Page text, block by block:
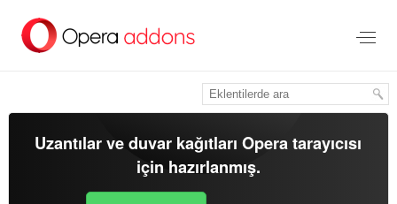
içeriğe
Uzantılar ve duvar kağıtlarıOpera tarayıcısı
için hazırlanmış.